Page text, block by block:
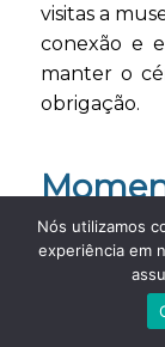
visitas a
conexão e
manter o
obrigação.
Nem só de
espaços
leitura ou
Nós utilizamos
experiência em